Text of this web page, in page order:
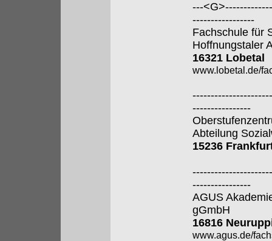
---
-----------------
Fachschule für
Hoffnungstaler
16321 Lobetal
www.lobetal.de/
----------------
Abteilung
15236
----------------
AGUS
gGmbH
16816
www.agus.de/